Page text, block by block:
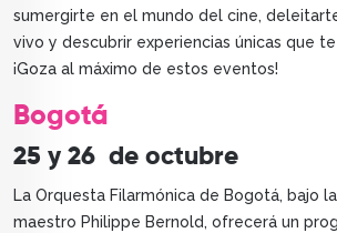
sumergirte en el mundo del cine,
vivo y descubrir experiencias únicas que
¡Goza al máximo de estos eventos!
Bogotá
25 y 26 de octubre
La Orquesta Filarmónica de Bogotá, bajo
maestro Philippe Bernold, ofrecerá un